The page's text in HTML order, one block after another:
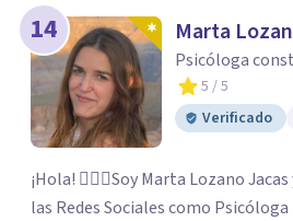
14 Marta
Psicóloga
5 / 5
Verificado
¡Hola! 🙋🏼‍♀️Soy Marta Lozano
las Redes Sociales como